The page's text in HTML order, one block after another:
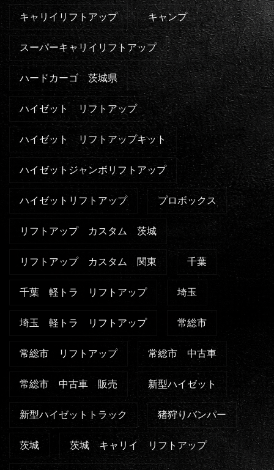
キャリイリフトアップ キャンプ
スーパーキャリイリフトアップ
ハードカーゴ 茨城県
ハイゼット リフトアップ
ハイゼット リフトアップキット
ハイゼットジャンボリフトアップ
ハイゼットリフトアップ プロボックス
リフトアップ カスタム 茨城
リフトアップ カスタム 関東 千葉
千葉 軽トラ リフトアップ 埼玉
埼玉 軽トラ リフトアップ 常総市
常総市 リフトアップ 常総市 中古車
常総市 中古車 販売 新型ハイゼット
新型ハイゼットトラック 猪狩りバンパー
茨城 茨城 キャリイ リフトアップ